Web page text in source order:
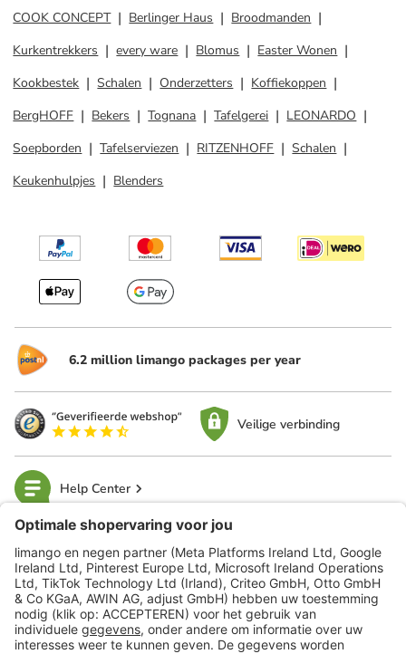
COOK CONCEPT
Berlinger Haus
Broodmanden
Kurkentrekkers
every ware Blomus
Easter Wonen
Kookbestek
Schalen Onderzetters
Koffiekoppen
BergHOFF
Bekers Tognana Tafelgerei
LEONARDO
Soepborden
Tafelserviezen RITZENHOFF
Schalen
Keukenhulpjes
Blenders
6.2 million limango packages per year
Veilige verbinding
Help Center
limango
Veilig winkelen
Klantenservice